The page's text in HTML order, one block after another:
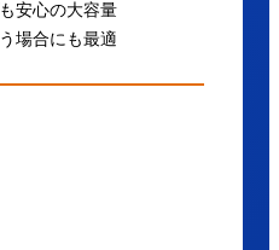
安心の大容量
場合にも最適